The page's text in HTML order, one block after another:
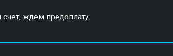
ждем предоплату.